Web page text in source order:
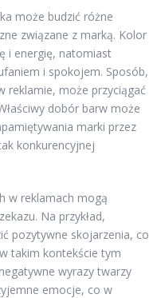
może budzić różne
związane z marką. Kolor
i energię, natomiast
i spokojem. Sposób,
reklamie, może przyciągać
dobór barw może
marki przez
konkurencyjnej
w reklamach mogą
Na przykład,
pozytywne skojarzenia, co
takim kontekście tym
wyrazy twarzy
emocje, co w